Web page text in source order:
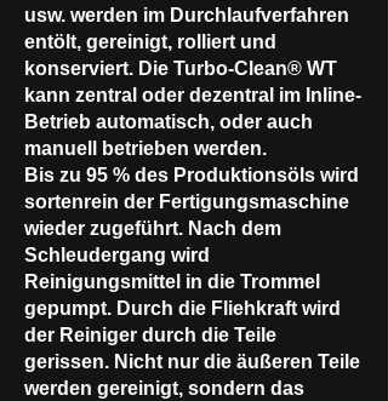
usw. werden im Durchlaufverfahren
entölt, gereinigt, rolliert und
konserviert. Die Turbo-Clean® WT
kann zentral oder dezentral im Inline-
Betrieb automatisch, oder auch
manuell betrieben werden.
Bis zu 95 % des Produktionsöls wird
sortenrein der Fertigungsmaschine
wieder zugeführt. Nach dem
Schleudergang wird
Reinigungsmittel in die Trommel
gepumpt. Durch die Fliehkraft wird
der Reiniger durch die Teile
gerissen. Nicht nur die äußeren Teile
werden gereinigt, sondern das